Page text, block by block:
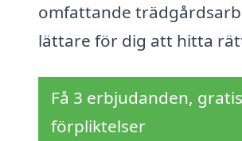
omfattande
lättare för dig att hitta
Få 3 erbjudanden,
förpliktelser